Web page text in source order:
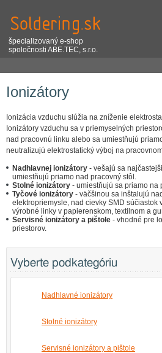
Ionizátory
Ionizácia vzduchu slúžia na zníženie
Ionizátory vzduchu sa v priemyselných
nad pracovnú linku alebo sa umiestňujú
neutralizujú elektrostatický výboj na
Nadhlavnej ionizátory - vešajú sa
umiestňujú priamo nad pracovný stôl.
Stolné ionizátory - umiestňujú sa priamo na
Tyčové ionizátory - väčšinou sa inštalujú
elektropriemysle, nad cievky SMD súčiastok
výrobné linky v papierenskom, textilnom a
Servisné ionizátory a pištole - vhodné pre
priestorov.
Vyberte podkategóriu
Nadhlavné ionizátory
Stolné ionizátory
Servisné ionizátory a pištole
špecializovaný e-shop
spoločnosti ABE.TEC, s.r.o.
Počet produktov:0
Heslo: